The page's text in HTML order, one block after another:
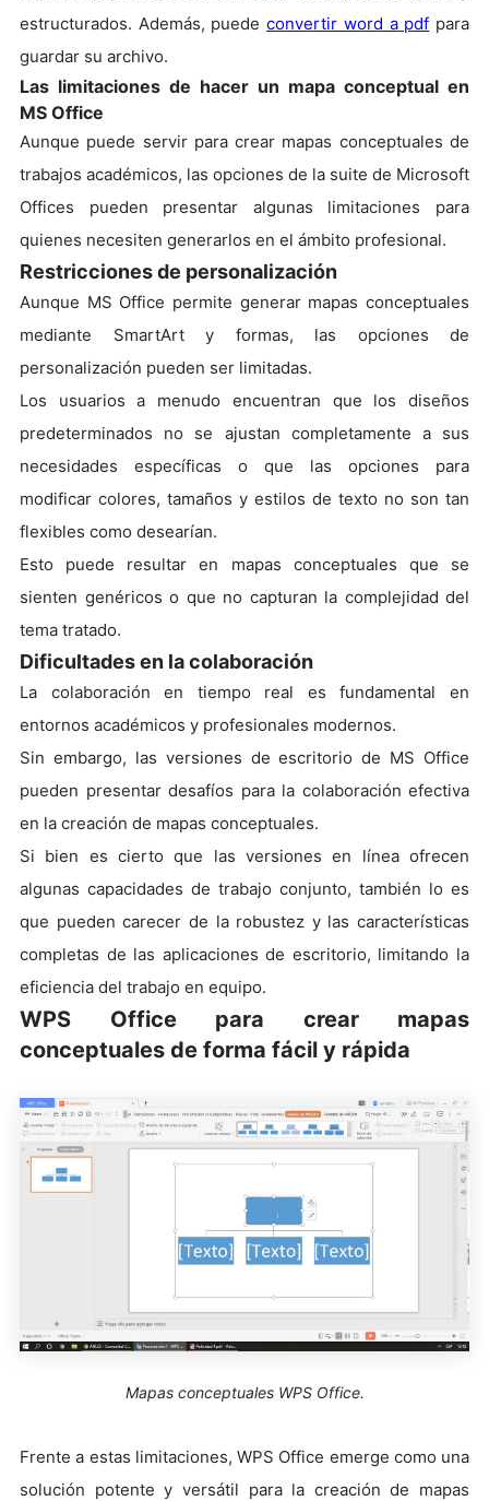
estructurados. Además, puedeconvertir word a pdf para
guardar su archivo.
Las limitaciones de hacer un mapa conceptual en
MS Office
Aunque puede servir para crear mapas conceptuales de
trabajos académicos, las opciones de la suite de Microsoft
Offices pueden presentar algunas limitaciones para
quienes necesiten generarlos en el ámbito profesional.
Restricciones de personalización
Aunque MS Office permite generar mapas conceptuales
mediante SmartArt y formas, las opciones de
personalización pueden ser limitadas.
Los usuarios a menudo encuentran que los diseños
predeterminados no se ajustan completamente a sus
necesidades específicas o que las opciones para
modificar colores, tamaños y estilos de texto no son tan
flexibles como desearían.
Esto puede resultar en mapas conceptuales que se
sienten genéricos o que no capturan la complejidad del
tema tratado.
Dificultades en la colaboración
La colaboración en tiempo real es fundamental en
entornos académicos y profesionales modernos.
Sin embargo, las versiones de escritorio de MS Office
pueden presentar desafíos para la colaboración efectiva
en la creación de mapas conceptuales.
Si bien es cierto que las versiones en línea ofrecen
algunas capacidades de trabajo conjunto, también lo es
que pueden carecer de la robustez y las características
completas de las aplicaciones de escritorio, limitando la
eficiencia del trabajo en equipo.
WPS Office para crear mapas
conceptuales de forma fácil y rápida
Mapas conceptuales WPS Office.
Frente a estas limitaciones, WPS Office emerge como una
solución potente y versátil para la creación de mapas